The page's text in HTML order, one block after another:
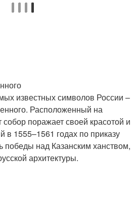
известных символов России –
Расположенный на
поражает своей красотой и
в 1555–1561 годах по приказу
победы над Казанским ханством,
архитектуры.